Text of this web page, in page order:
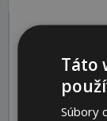
Katalóg: Zobraziť
Objednávací
Pre pridanie
Táto
Súbory